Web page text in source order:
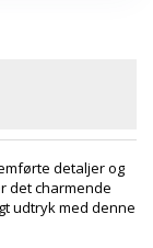
detaljer og
det charmende
udtryk med denne